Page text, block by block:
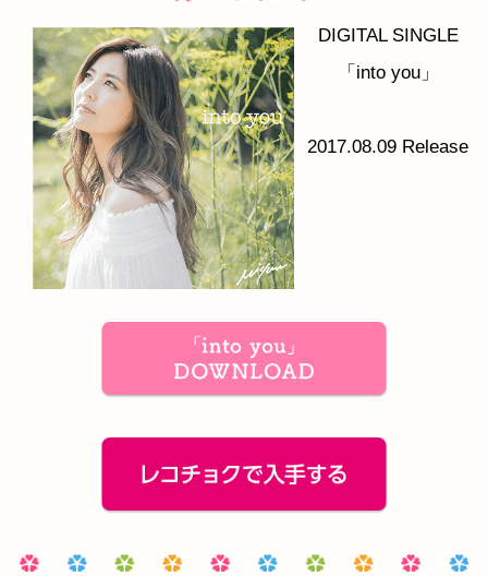
DIGITAL SINGLE
「into you」
2017.08.09 Release